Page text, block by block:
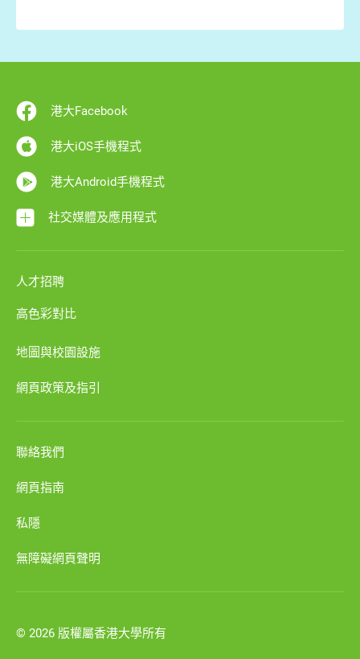
港大Facebook
港大iOS手機程式
港大Android手機程式
社交媒體及應用程式
人才招聘
高色彩對比
地圖與校園設施
網頁政策及指引
聯絡我們
網頁指南
私隱
無障礙網頁聲明
© 2026 版權屬香港大學所有